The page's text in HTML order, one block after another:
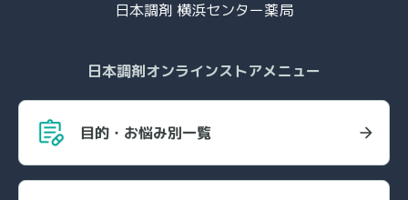
日本調剤 横浜センター薬局
日本調剤オンラインストアメニュー
目的・お悩み別一覧